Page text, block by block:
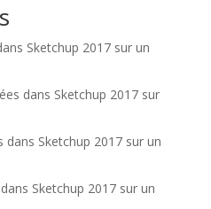
Sketchup 2017 sur un
dans Sketchup 2017 sur
dans Sketchup 2017 sur un
Sketchup 2017 sur un